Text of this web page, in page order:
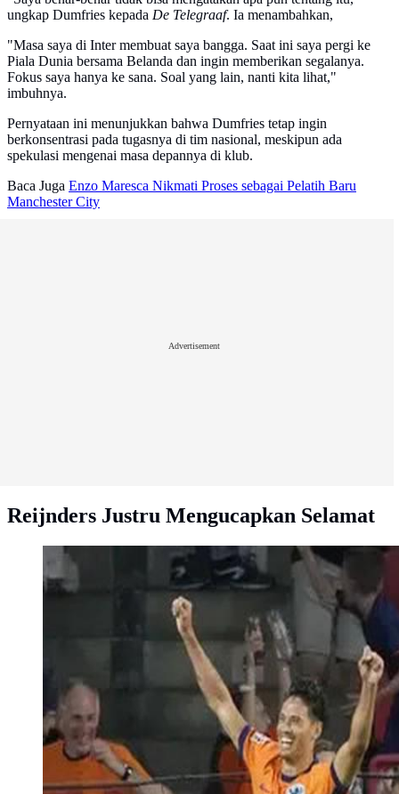
ungkap Dumfries kepada De Telegraaf. Ia menambahkan,
"Masa saya di Inter membuat saya bangga. Saat ini saya pergi ke
Piala Dunia bersama Belanda dan ingin memberikan segalanya.
Fokus saya hanya ke sana. Soal yang lain, nanti kita lihat,"
imbuhnya.
Pernyataan ini menunjukkan bahwa Dumfries tetap ingin
berkonsentrasi pada tugasnya di tim nasional, meskipun ada
spekulasi mengenai masa depannya di klub.
Baca Juga Enzo Maresca Nikmati Proses sebagai Pelatih Baru
Manchester City
Advertisement
Reijnders Justru Mengucapkan Selamat